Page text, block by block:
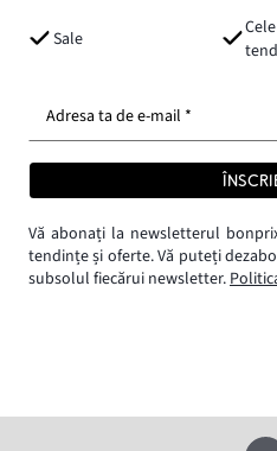
Sale
Adresa ta de e-mail *
Vă abonați la newsletterul
tendințe și oferte. Vă puteți
subsolul fiecărui newsletter.